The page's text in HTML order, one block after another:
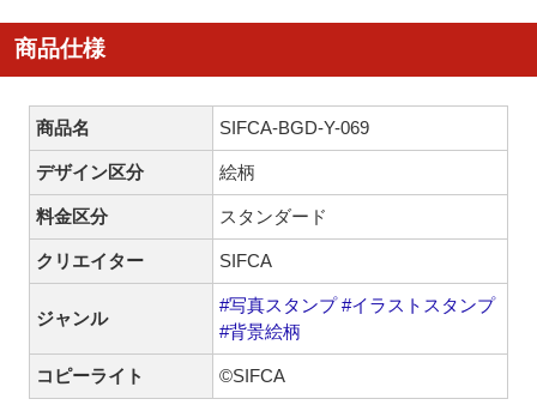
商品仕様
商品名 SIFCA-BGD-Y-069
デザイン区分 絵柄
料金区分 スタンダード
クリエイター SIFCA
ジャンル
#写真スタンプ #イラストスタンプ
#背景絵柄
コピーライト ©SIFCA